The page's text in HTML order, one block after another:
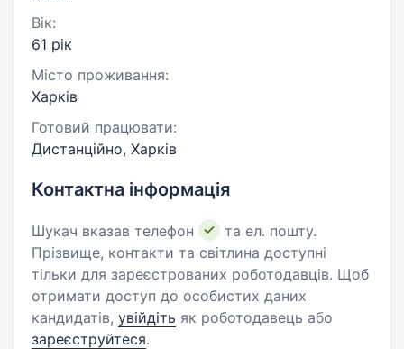
Вік:
61 рік
Місто проживання:
Харків
Готовий працювати:
Дистанційно, Харків
Контактна інформація
Шукач вказав телефон
та ел. пошту.
Прізвище, контакти та світлина доступні
тільки для зареєстрованих роботодавців. Щоб
отримати доступ до особистих даних
кандидатів, увійдіть як роботодавець або
зареєструйтеся.